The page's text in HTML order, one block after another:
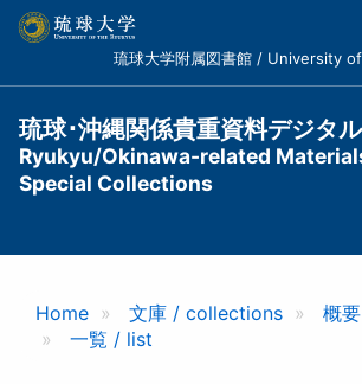
コ
琉球大学附属図書館 / University
琉球･沖縄関係貴重資料デジタ
Ryukyu/Okinawa-related
Special Collections
Home 文庫 / collections
概
一覧 / list